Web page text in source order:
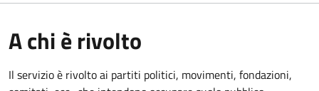
A chi è rivolto
Il servizio è rivolto ai partiti politici, movimenti, fondazioni,